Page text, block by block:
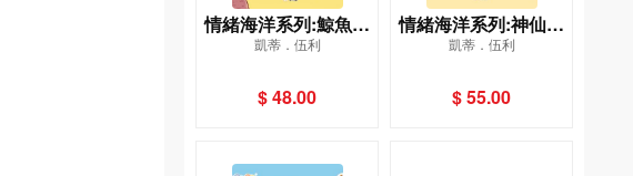
情緒海洋系列:鯨魚很
憂慮
凱蒂．伍利
$ 48.00
情緒海洋系列:神仙魚
很生氣
凱蒂．伍利
$ 55.00